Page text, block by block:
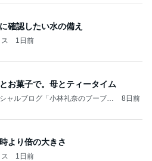
確認したい水の備え
1日前
お菓子で。母とティータイム
ャルブログ「小林礼奈のブーブー
8日前
より倍の大きさ
1日前